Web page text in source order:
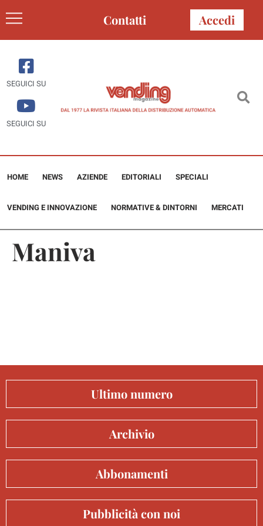
Contatti Accedi
SEGUICI SU
SEGUICI SU
HOME NEWS AZIENDE EDITORIALI SPECIALI
VENDING E INNOVAZIONE NORMATIVE & DINTORNI MERCATI
Maniva
Ultimo numero
Archivio
Abbonamenti
Pubblicità con noi